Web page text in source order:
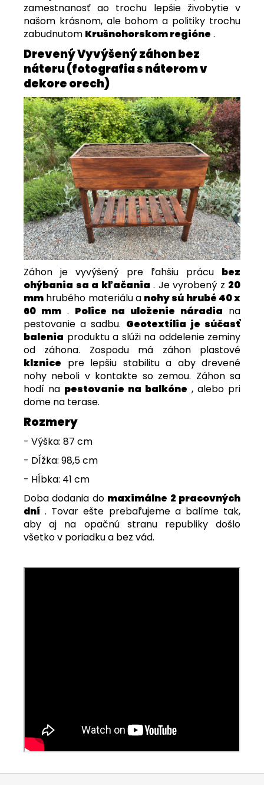
zamestnanosť ao trochu lepšie živobytie v
našom krásnom, ale bohom a politiky trochu
zabudnutom Krušnohorskom regióne .
Drevený Vyvýšený záhon bez
náteru (fotografia s náterom v
dekore orech)
Záhon je vyvýšený pre ľahšiu prácu bez
ohýbania sa a kľačania . Je vyrobený z 20
mm hrubého materiálu a nohy sú hrubé 40 x
60 mm. Police na uloženie náradia na
pestovanie a sadbu. Geotextília je súčasť
balenia produktu a slúži na oddelenie zeminy
od záhona. Zospodu má záhon plastové
klznice pre lepšiu stabilitu a aby drevené
nohy neboli v kontakte so zemou. Záhon sa
hodí na pestovanie na balkóne , alebo pri
dome na terase.
Rozmery
- Výška: 87 cm
- Dĺžka: 98,5 cm
- Hĺbka: 41 cm
Doba dodania do maximálne 2 pracovných
dní . Tovar ešte prebaľujeme a balíme tak,
aby aj na opačnú stranu republiky došlo
všetko v poriadku a bez vád.
Z